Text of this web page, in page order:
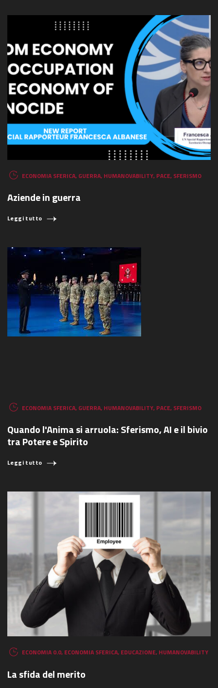
ECONOMIA SFERICA, GUERRA, HUMANOVABILITY, PACE, SFERISMO
Aziende in guerra
Leggi tutto
ECONOMIA SFERICA, GUERRA, HUMANOVABILITY, PACE, SFERISMO
Quando l'Anima si arruola: Sferismo, AI e il bivio
tra Potere e Spirito
Leggi tutto
ECONOMIA 0.0, ECONOMIA SFERICA, EDUCAZIONE, HUMANOVABILITY
La sfida del merito
COSA STAI CERCANDO?